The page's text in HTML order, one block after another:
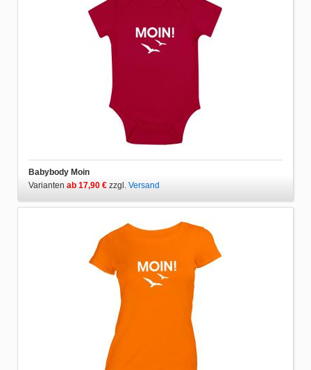
Babybody Moin
Varianten ab 17,90 € zzgl. Versand